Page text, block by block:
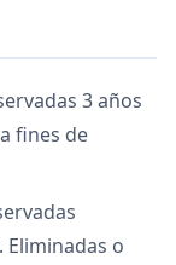
3 años
fines de
Eliminadas o